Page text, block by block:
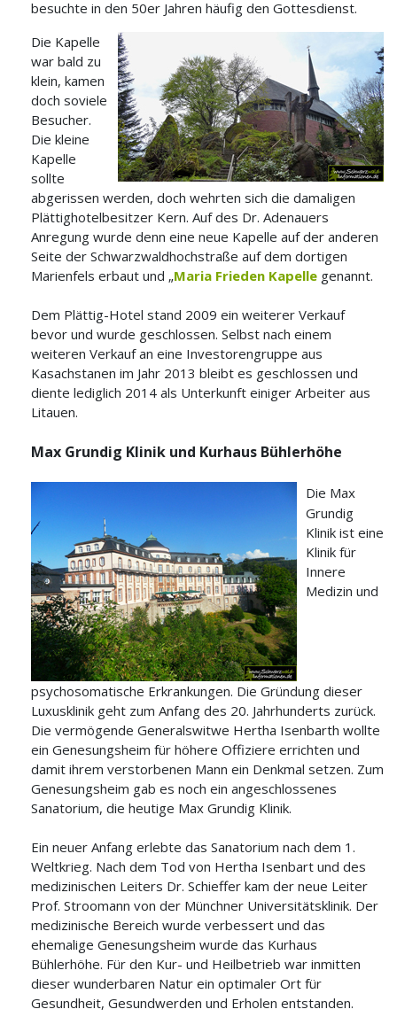
besuchte in den 50er Jahren häufig den Gottesdienst.
Die Kapelle
war bald zu
klein, kamen
doch soviele
Besucher.
Die kleine
Kapelle
sollte
abgerissen werden, doch wehrten sich die damaligen
Plättighotelbesitzer Kern. Auf des Dr. Adenauers
Anregung wurde denn eine neue Kapelle auf der anderen
Seite der Schwarzwaldhochstraße auf dem dortigen
Marienfels erbaut und „Maria Frieden Kapelle genannt.
Dem Plättig-Hotel stand 2009 ein weiterer Verkauf
bevor und wurde geschlossen. Selbst nach einem
weiteren Verkauf an eine Investorengruppe aus
Kasachstanen im Jahr 2013 bleibt es geschlossen und
diente lediglich 2014 als Unterkunft einiger Arbeiter aus
Litauen.
Max Grundig Klinik und Kurhaus Bühlerhöhe
Die Max
Grundig
Klinik ist eine
Klinik für
Innere
Medizin und
psychosomatische Erkrankungen. Die Gründung dieser
Luxusklinik geht zum Anfang des 20. Jahrhunderts zurück.
Die vermögende Generalswitwe Hertha Isenbarth wollte
ein Genesungsheim für höhere Offiziere errichten und
damit ihrem verstorbenen Mann ein Denkmal setzen. Zum
Genesungsheim gab es noch ein angeschlossenes
Sanatorium, die heutige Max Grundig Klinik.
Ein neuer Anfang erlebte das Sanatorium nach dem 1.
Weltkrieg. Nach dem Tod von Hertha Isenbart und des
medizinischen Leiters Dr. Schieffer kam der neue Leiter
Prof. Stroomann von der Münchner Universitätsklinik. Der
medizinische Bereich wurde verbessert und das
ehemalige Genesungsheim wurde das Kurhaus
Bühlerhöhe. Für den Kur- und Heilbetrieb war inmitten
dieser wunderbaren Natur ein optimaler Ort für
Gesundheit, Gesundwerden und Erholen entstanden.